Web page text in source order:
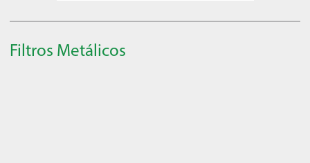
Filtros Metálicos